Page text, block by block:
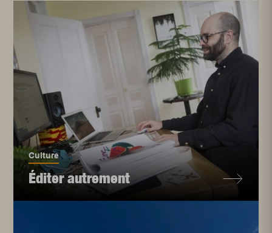
Culture
Éditer autrement